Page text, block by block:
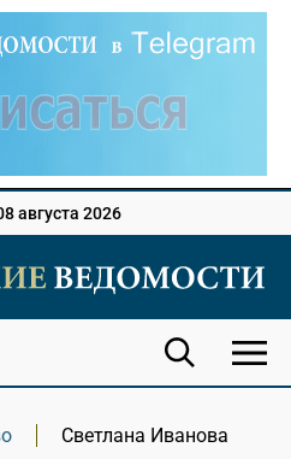
августа 2026
Светлана Иванова